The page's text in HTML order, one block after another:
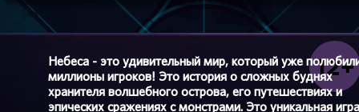
Небеса - это удивительный мир, который уже
миллионы игроков! Это история о сложных буднях
хранителя волшебного острова, его путешествиях и
эпических сражениях с монстрами. Это уникальная игра